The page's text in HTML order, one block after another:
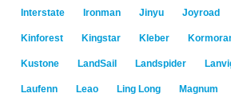
Interstate Ironman Jinyu Joyroad
Kinforest Kingstar Kleber
Kustone LandSail Landspider
Laufenn Leao Ling Long Magnum